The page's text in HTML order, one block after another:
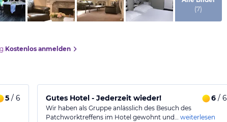
(7)
Kostenlos anmelden
5 / 6 Gutes Hotel - Jederzeit wieder! 6/ 6
Wir haben als Gruppe anlässlich des Besuch des
Patchworktreffens im Hotel gewohnt und… weiterlesen